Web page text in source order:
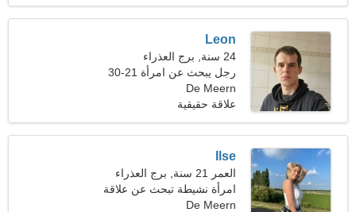
Leon
24 سنة, برج العذراء
رجل يبحث عن امرأة 21-30
De Meern
علاقة حقيقية
Ilse
العمر 21 سنة, برج العذراء
امرأة نشيطة تبحث عن علاقة
جدية
De Meern